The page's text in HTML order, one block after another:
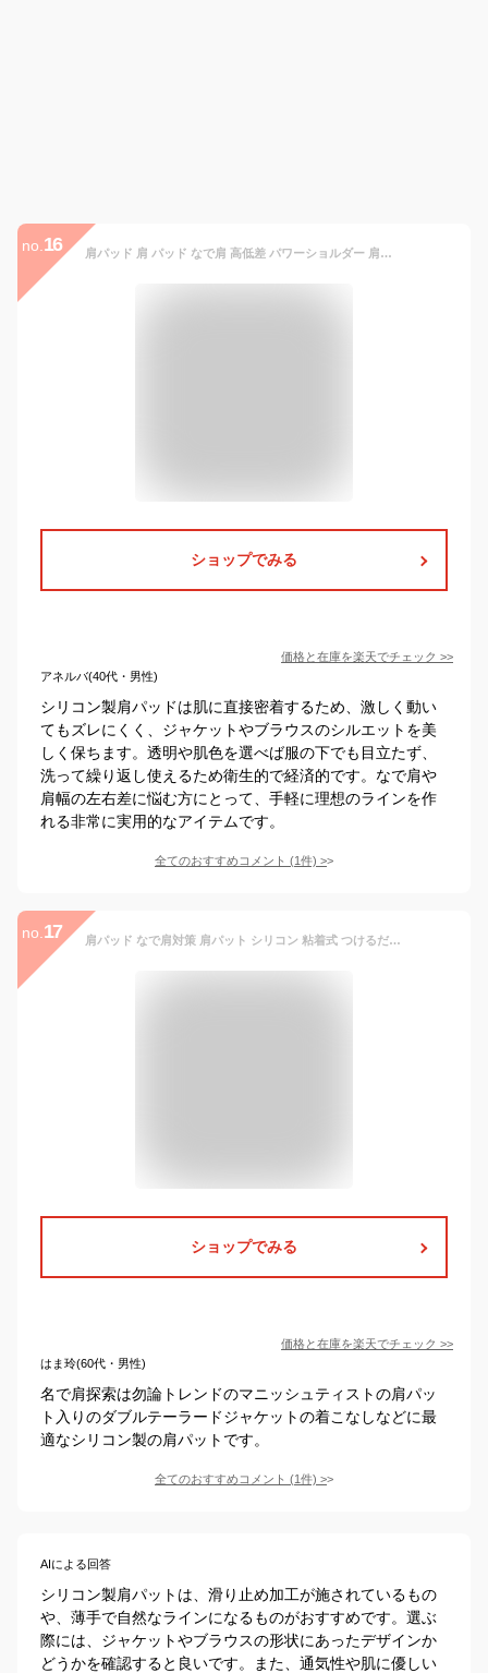
no. 16 肩パッド 肩 パッド なで肩 高低差 パワーショルダー 肩対策肩パット シリコン スーツ ドレス ジャケット 着物 和装 シースルー 粘着 男女兼用 送料無料 メール便
ショップでみる
価格と在庫を楽天でチェック >>
アネルバ(40代・男性)
シリコン製肩パッドは肌に直接密着するため、激しく動い
てもズレにくく、ジャケットやブラウスのシルエットを美
しく保ちます。透明や肌色を選べば服の下でも目立たず、
洗って繰り返し使えるため衛生的で経済的です。なで肩や
肩幅の左右差に悩む方にとって、手軽に理想のラインを作
れる非常に実用的なアイテムです。
全てのおすすめコメント (1件) >
no. 17 肩パッド なで肩対策 肩パット シリコン 粘着式 つけるだけ シームレス ボディメイク なで肩 ジャケット 男装 コスプレ
ショップでみる
価格と在庫を楽天でチェック >>
はま玲(60代・男性)
名で肩探索は勿論トレンドのマニッシュティストの肩パッ
ト入りのダブルテーラードジャケットの着こなしなどに最
適なシリコン製の肩パットです。
全てのおすすめコメント (1件) >
AIによる回答
シリコン製肩パットは、滑り止め加工が施されているもの
や、薄手で自然なラインになるものがおすすめです。選ぶ
際には、ジャケットやブラウスの形状にあったデザインか
どうかを確認すると良いです。また、通気性や肌に優しい